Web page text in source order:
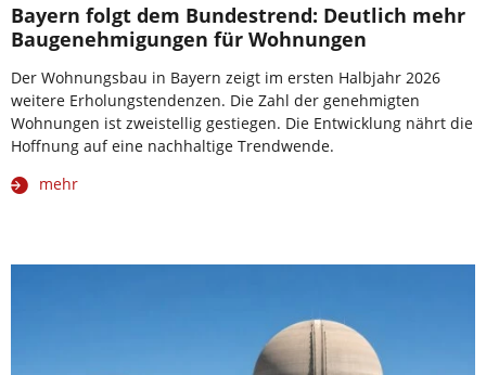
Bayern folgt dem Bundestrend: Deutlich mehr
Baugenehmigungen für Wohnungen
Der Wohnungsbau in Bayern zeigt im ersten Halbjahr 2026
weitere Erholungstendenzen. Die Zahl der genehmigten
Wohnungen ist zweistellig gestiegen. Die Entwicklung nährt die
Hoffnung auf eine nachhaltige Trendwende.
mehr